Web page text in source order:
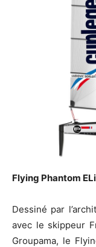
Flying Phantom
Dessiné par
avec le skippeur
Groupama, le